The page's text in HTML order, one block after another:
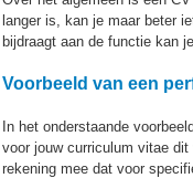
langer is, kan je maar beter
bijdraagt aan de functie kan
Voorbeeld van een
In het onderstaande
voor jouw curriculum vitae
rekening mee dat voor